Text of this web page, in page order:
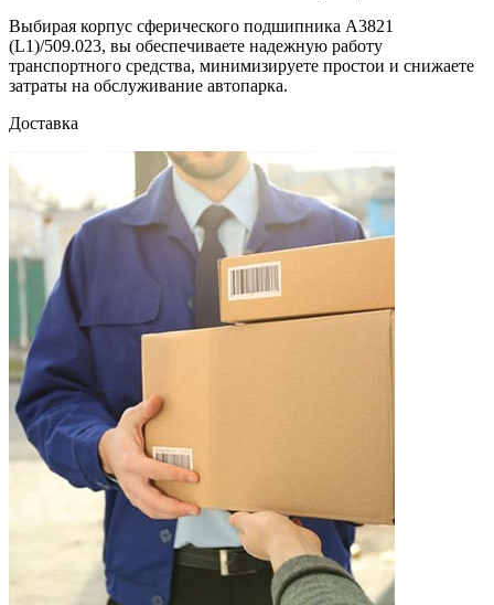
Выбирая корпус сферического подшипника A3821
(L1)/509.023, вы обеспечиваете надежную работу
транспортного средства, минимизируете простои и снижаете
затраты на обслуживание автопарка.
Доставка